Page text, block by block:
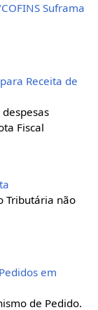
Suframa
Receita de
Fiscal
Tributária não
em
de Pedido.